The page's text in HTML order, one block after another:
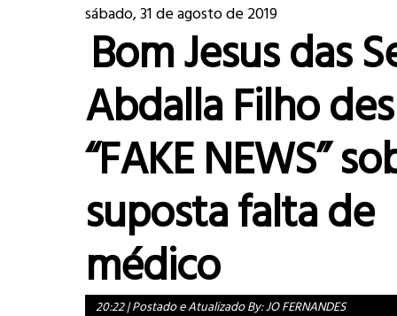
sábado, 31 de agosto de 2019
Bom Jesus das
Abdalla Filho
“FAKE NEWS”
suposta falta de
médico
20:22|Postado e Atualizado By:JO FERNANDES